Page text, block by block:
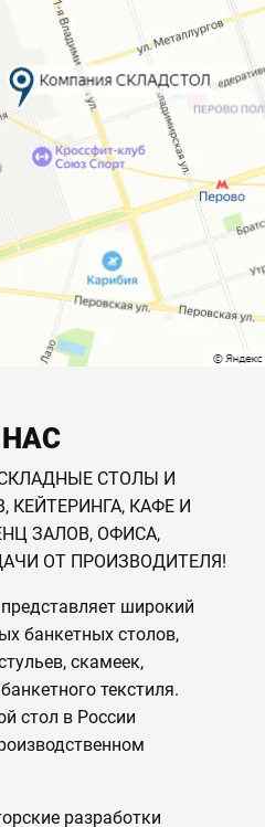
СТОЛЫ И
КЕЙТЕРИНГА, КАФЕ И
ЗАЛОВ, ОФИСА,
ОТ ПРОИЗВОДИТЕЛЯ!
широкий
банкетных столов,
скамеек,
текстиля.
стол в России
разработки